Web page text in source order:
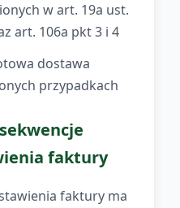
w art. 19a ust.
art. 106a pkt 3 i 4
dostawa
przypadkach
faktury
faktury ma